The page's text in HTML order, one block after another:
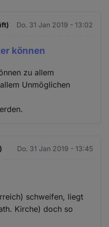
Do. 31 Jan 2019 - 13:02
können
zu allem
Unmöglichen
Do. 31 Jan 2019 - 13:45
schweifen, liegt
Kirche) doch so